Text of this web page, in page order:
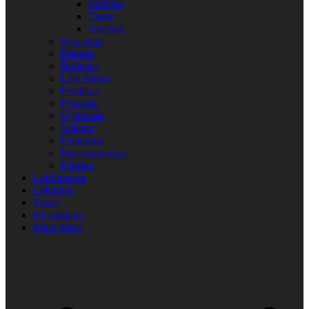
Stafetter
Tagen
Utelekar
Nya lekar
Blandat
Bollekar
Lära känna
Festlekar
Förskola
Gympasal
Jullekar
Femkamp
Klassrumslekar
Kluriga
Lekfinnaren
Lekindex
Tipsa!
Bli medlem
Mina Sidor